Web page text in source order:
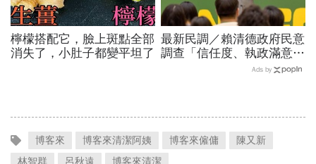
檸檬搭配它，臉上斑點全部
消失了，小肚子都變平坦了
最新民調／賴清德政府民意
調查「信任度、執政滿意
度」雙升，不滿意比率下
Ads by
博客來 博客來清潔阿姨 博客來僱傭
陳又新
林智群
呂秋遠 博客來清潔